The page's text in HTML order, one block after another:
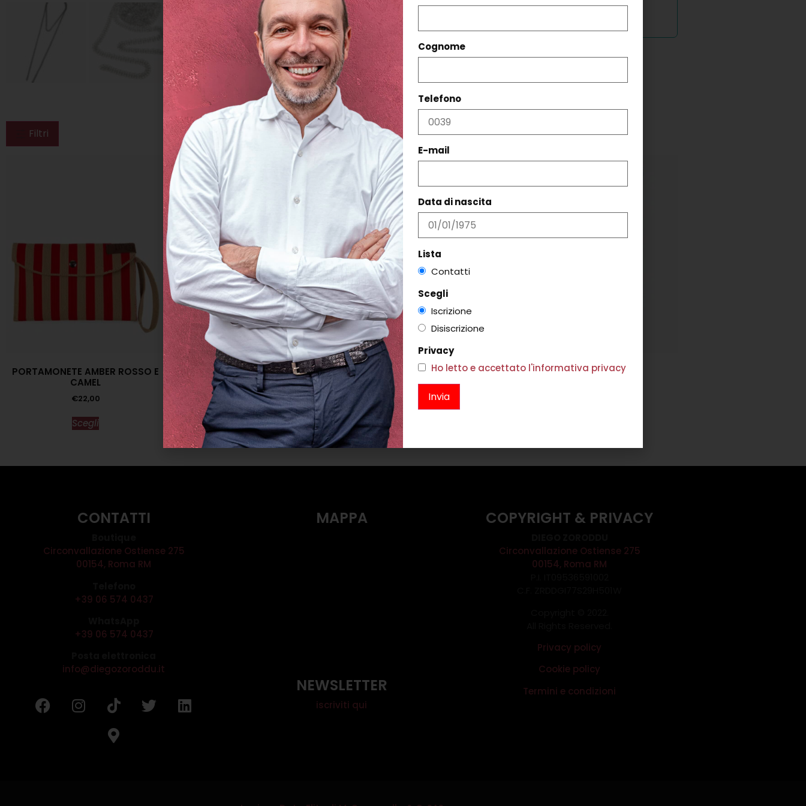
PRODOTTI CORRELATI
Filtri
PORTAMONETE AMBER ROSSO E
CAMEL
€22,00
Scegli
ORECCHINI AQUILONE ARGENTO
€118,00
Scegli
GILET SFUMATO LINAS
€ 252,00€151,00
Scegli
GONNA RITA RIGHE
CONTATTI
Circonvallazione Ostiense 275
00154, Roma RM
+39 06 574 0437
+39 06 574 0437
info@diegozoroddu.it
MAPPA
NEWSLETTER
iscriviti qui
COPYRIGHT & PRIVACY
Circonvallazione Ostiense 275
00154, Roma RM
Privacy policy
Cookie policy
Termini e condizioni
Cognome
Telefono
E-mail
Data di nascita
Lista
Contatti
Scegli
Iscrizione
Disiscrizione
Privacy
Ho letto e accettato l'informativa privacy